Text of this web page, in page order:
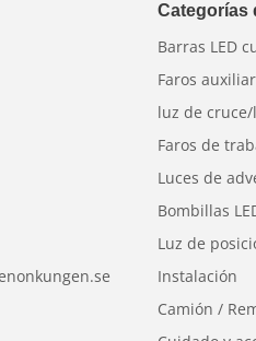
Categorías
Barras LED
Faros
luz de
Faros de
Luces de
Bombillas
Luz de
Instalación
Camión /